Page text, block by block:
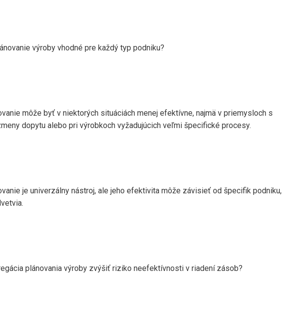
výroby vhodné pre každý typ podniku?
môže byť v niektorých situáciách menej efektívne, najmä v priemysloch s
dopytu alebo pri výrobkoch vyžadujúcich veľmi špecifické procesy.
je univerzálny nástroj, ale jeho efektivita môže závisieť od špecifik podniku,
plánovania výroby zvýšiť riziko neefektívnosti v riadení zásob?